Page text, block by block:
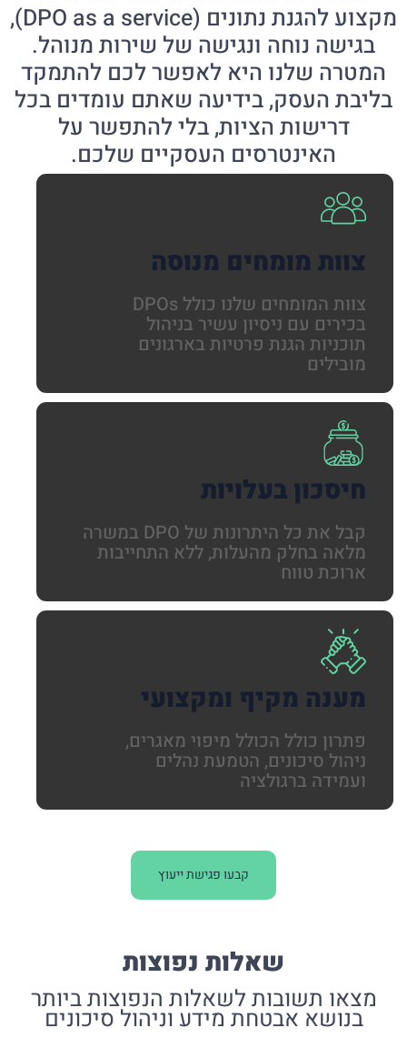
מקצוע להגנת נתונים (DPO as a service),
בגישה נוחה ונגישה של שירות מנוהל.
המטרה שלנו היא לאפשר לכם להתמקד
בליבת העסק, בידיעה שאתם עומדים בכל
דרישות הציות, בלי להתפשר על
האינטרסים העסקיים שלכם.
צוות מומחים מנוסה
צוות המומחים שלנו כולל DPOs
בכירים עם ניסיון עשיר בניהול
תוכניות הגנת פרטיות בארגונים
מובילים
חיסכון בעלויות
קבל את כל היתרונות של DPO במשרה
מלאה בחלק מהעלות, ללא התחייבות
ארוכת טווח
מענה מקיף ומקצועי
פתרון כולל הכולל מיפוי מאגרים,
ניהול סיכונים, הטמעת נהלים
ועמידה ברגולציה
קבעו פגישת ייעוץ
שאלות נפוצות
מצאו תשובות לשאלות הנפוצות ביותר
בנושא אבטחת מידע וניהול סיכונים